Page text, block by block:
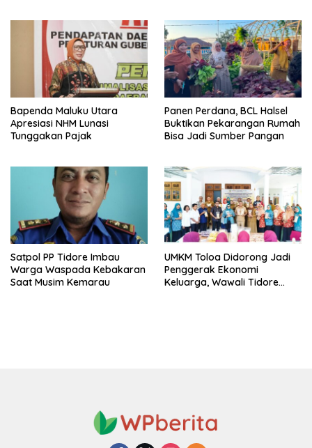
Bapenda Maluku Utara
Apresiasi NHM Lunasi
Tunggakan Pajak
Panen Perdana, BCL Halsel
Buktikan Pekarangan Rumah
Bisa Jadi Sumber Pangan
Satpol PP Tidore Imbau
Warga Waspada Kebakaran
Saat Musim Kemarau
UMKM Toloa Didorong Jadi
Penggerak Ekonomi
Keluarga, Wawali Tidore